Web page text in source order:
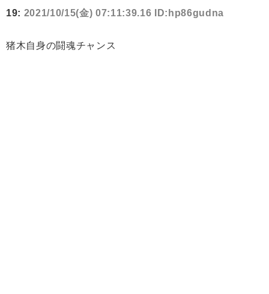
19: 2021/10/15(金) 07:11:39.16 ID:hp86gudna
猪木自身の闘魂チャンス